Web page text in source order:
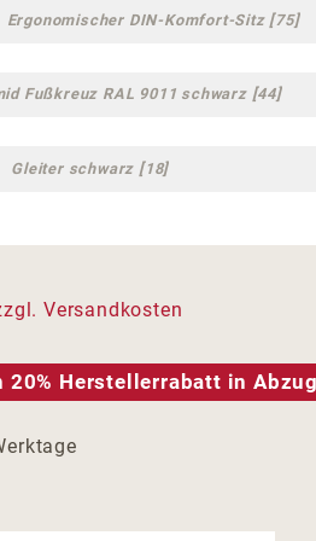
Ergonomischer DIN-Komfort-Sitz [75]
Fußkreuz RAL 9011 schwarz [44]
Gleiter schwarz [18]
Versandkosten
20% Herstellerrabatt in